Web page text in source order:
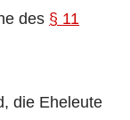
des § 11
die Eheleute